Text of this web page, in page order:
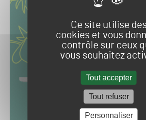
Ce site utilise des
cookies et vous
contrôle sur ceux
vous souhaitez
Tout accepter
Tout refuser
Personnaliser